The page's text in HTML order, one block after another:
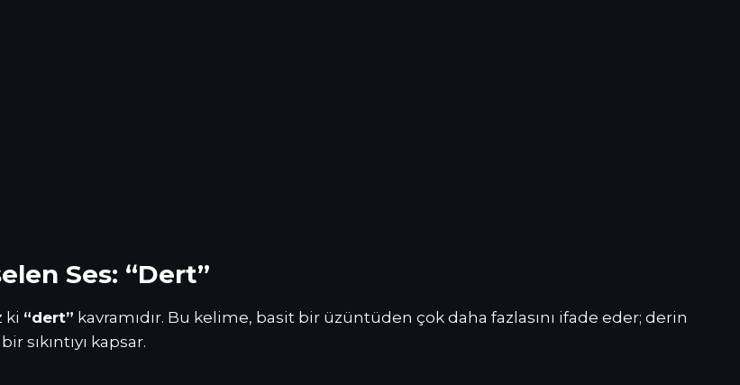
Ses: “Dert”
ki “dert” kavramıdır. Bu kelime, basit bir üzüntüden çok daha fazlasını ifade eder; derin
sıkıntıyı kapsar.